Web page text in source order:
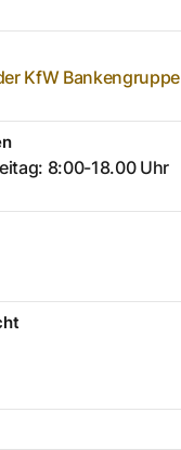
KfW Bankengruppe
8:00-18.00 Uhr